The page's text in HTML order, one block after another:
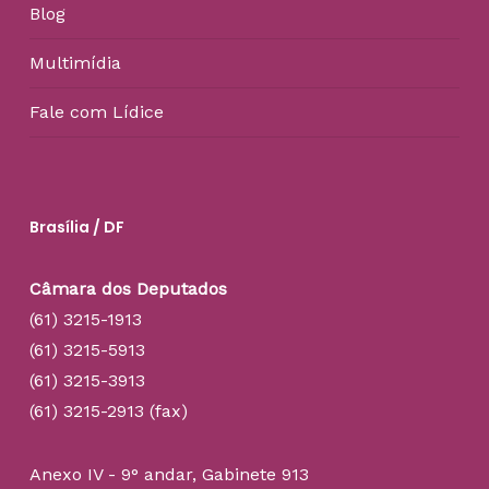
Blog
Multimídia
Fale com Lídice
Brasília / DF
Câmara dos Deputados
(61) 3215-1913
(61) 3215-5913
(61) 3215-3913
(61) 3215-2913 (fax)
Anexo IV - 9° andar, Gabinete 913